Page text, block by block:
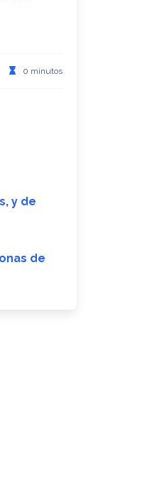
0 minutos
y de
de